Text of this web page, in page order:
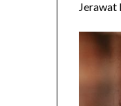
Jerawat